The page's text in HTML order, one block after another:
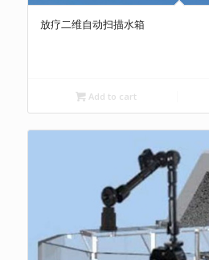
放疗二维自动扫描水箱
Add to cart